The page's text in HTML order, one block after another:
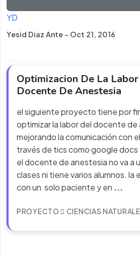
YD
Yesid Diaz Ante - Oct 21, 2016
Optimizacion De La
Docente De Anestesia
el siguiente proyecto tiene por
optimizar la labor del docente de
mejorando la comunicación con
través de tics como google docs
el docente de anestesia no va a
clases ni tiene varios alumnos. la
con un solo paciente y en ...
PROYECTO CIENCIAS